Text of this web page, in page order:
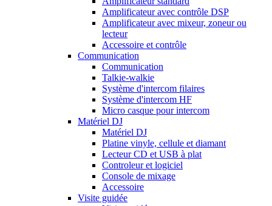
Amplificateur avec contrôle DSP
Amplificateur avec mixeur, zoneur ou
lecteur
Accessoire et contrôle
Communication
Communication
Talkie-walkie
Système d'intercom filaires
Système d'intercom HF
Micro casque pour intercom
Matériel DJ
Matériel DJ
Platine vinyle, cellule et diamant
Lecteur CD et USB à plat
Controleur et logiciel
Console de mixage
Accessoire
Visite guidée